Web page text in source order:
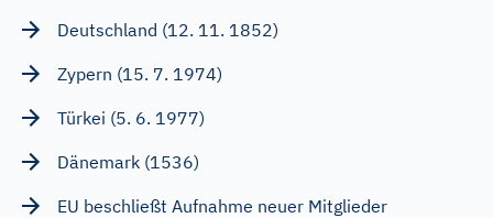
Deutschland (12. 11. 1852)
Zypern (15. 7. 1974)
Türkei (5. 6. 1977)
Dänemark (1536)
EU beschließt Aufnahme neuer Mitglieder